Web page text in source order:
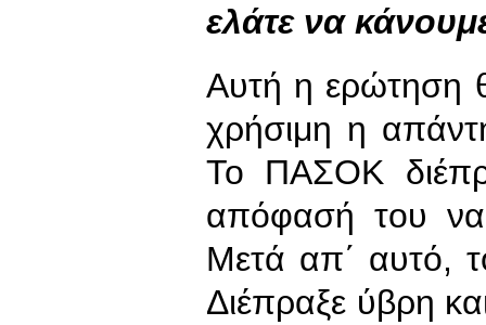
ελάτε να
Αυτή η ερώτηση
χρήσιμη η
Το ΠΑΣΟΚ
απόφασή του να
Μετά απ΄ αυτό,
Διέπραξε ύβρη